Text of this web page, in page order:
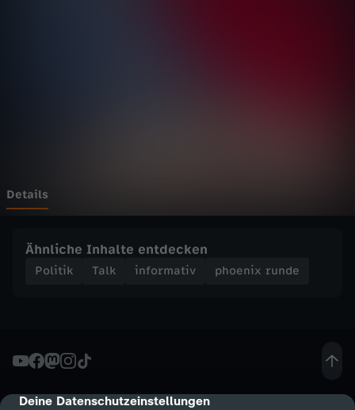
cmp-dialog-description
Deine Datenschutzeinstellungen
-
R
e
o
r
Details
Ähnliche Inhalte entdecken
Politik Talk informativ phoenix runde